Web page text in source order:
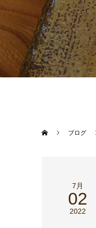
ブログ
7月
02
2022